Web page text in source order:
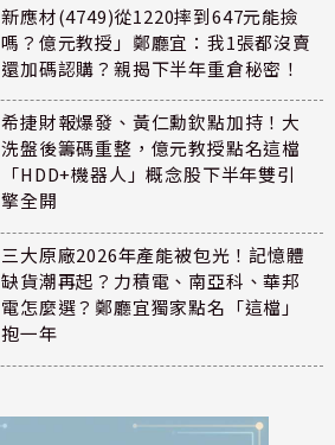
新應材(4749)從1220摔到647元能撿
嗎？億元教授」鄭廳宜：我1張都沒賣
還加碼認購？親揭下半年重倉秘密！
希捷財報爆發、黃仁勳欽點加持！大
洗盤後籌碼重整，億元教授點名這檔
「HDD+機器人」概念股下半年雙引
擎全開
三大原廠2026年產能被包光！記憶體
缺貨潮再起？力積電、南亞科、華邦
電怎麼選？鄭廳宜獨家點名「這檔」
抱一年